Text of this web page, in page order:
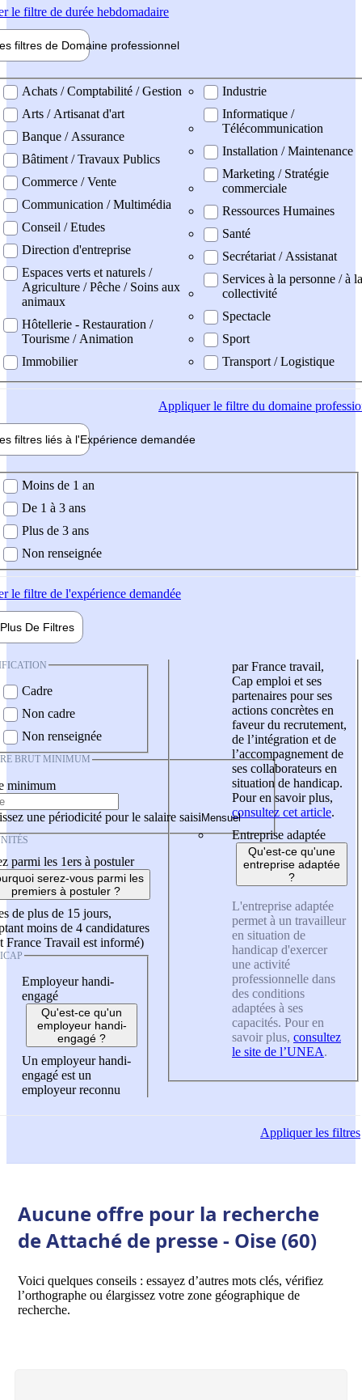
le filtre de durée hebdomadaire
filtres de Domaine professionnel
professionel
Achats / Comptabilité / Gestion
Arts / Artisanat d'art
Banque / Assurance
Bâtiment / Travaux Publics
Commerce / Vente
Communication / Multimédia
Conseil / Etudes
Direction d'entreprise
Espaces verts et naturels /
Agriculture / Pêche / Soins aux
animaux
Hôtellerie - Restauration /
Tourisme / Animation
Immobilier
Industrie
Informatique /
Télécommunication
Installation / Maintenance
Marketing / Stratégie
commerciale
Ressources Humaines
Santé
Secrétariat / Assistanat
Services à la personne / à la
collectivité
Spectacle
Sport
Transport / Logistique
Appliquerle filtre du domaine
filtres liés à l'Expérience demandée
demandée
Moins de 1 an
De 1 à 3 ans
Plus de 3 ans
Non renseignée
le filtre de l'expérience demandée
Plus De Filtres
Cadre
Non cadre
Non renseignée
BRUT MINIMUM
minimum
une périodicité pour le salaire saisi
parmi les 1ers à postuler
serez-vous parmi les
premiers à postuler ?
de plus de 15 jours,
moins de 4 candidatures
France Travail est informé)
Employeur handi-
engagé
Qu'est-ce qu'un
employeur handi-
engagé ?
Un employeur handi-
engagé est un
employeur reconnu
par France travail,
Cap emploi et ses
partenaires pour ses
actions concrètes en
faveur du recrutement,
de l’intégration et de
l’accompagnement de
ses collaborateurs en
situation de handicap.
Pour en savoir plus,
consultez cet article.
Entreprise adaptée
Qu'est-ce qu'une
entreprise adaptée
?
L'entreprise adaptée
permet à un travailleur
en situation de
handicap d'exercer
une activité
professionnelle dans
des conditions
adaptées à ses
capacités. Pour en
savoir plus, consultez
le site de l’UNEA.
Appliquerles filtres
Aucune offre pour la recherche
de Attaché de presse - Oise (60)
Voici quelques conseils : essayez d’autres mots clés, vérifiez
l’orthographe ou élargissez votre zone géographique de
recherche.